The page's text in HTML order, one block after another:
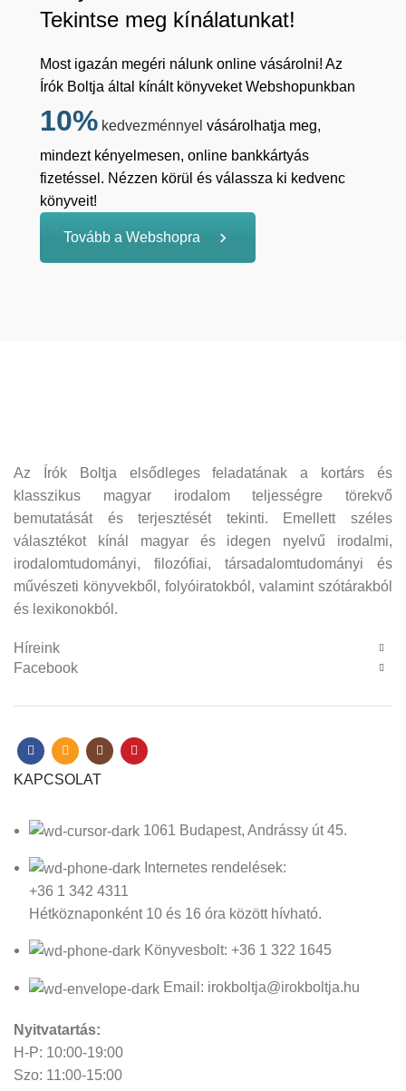
Tekintse meg kínálatunkat!
Most igazán megéri nálunk online vásárolni! Az
Írók Boltja által kínált könyveket Webshopunkban
10% kedvezménnyel vásárolhatja meg,
mindezt kényelmesen, online bankkártyás
fizetéssel. Nézzen körül és válassza ki kedvenc
könyveit!
Tovább a Webshopra
Az Írók Boltja elsődleges feladatának a kortárs és
klasszikus magyar irodalom teljességre törekvő
bemutatását és terjesztését tekinti. Emellett széles
választékot kínál magyar és idegen nyelvű irodalmi,
irodalomtudományi, filozófiai, társadalomtudományi és
művészeti könyvekből, folyóiratokból, valamint szótárakból
és lexikonokból.
Híreink
Facebook
KAPCSOLAT
1061 Budapest, Andrássy út 45.
Internetes rendelések:
+36 1 342 4311
Hétköznaponként 10 és 16 óra között hívható.
Könyvesbolt: +36 1 322 1645
Email: irokboltja@irokboltja.hu
Nyitvatartás:
H-P: 10:00-19:00
Szo: 11:00-15:00